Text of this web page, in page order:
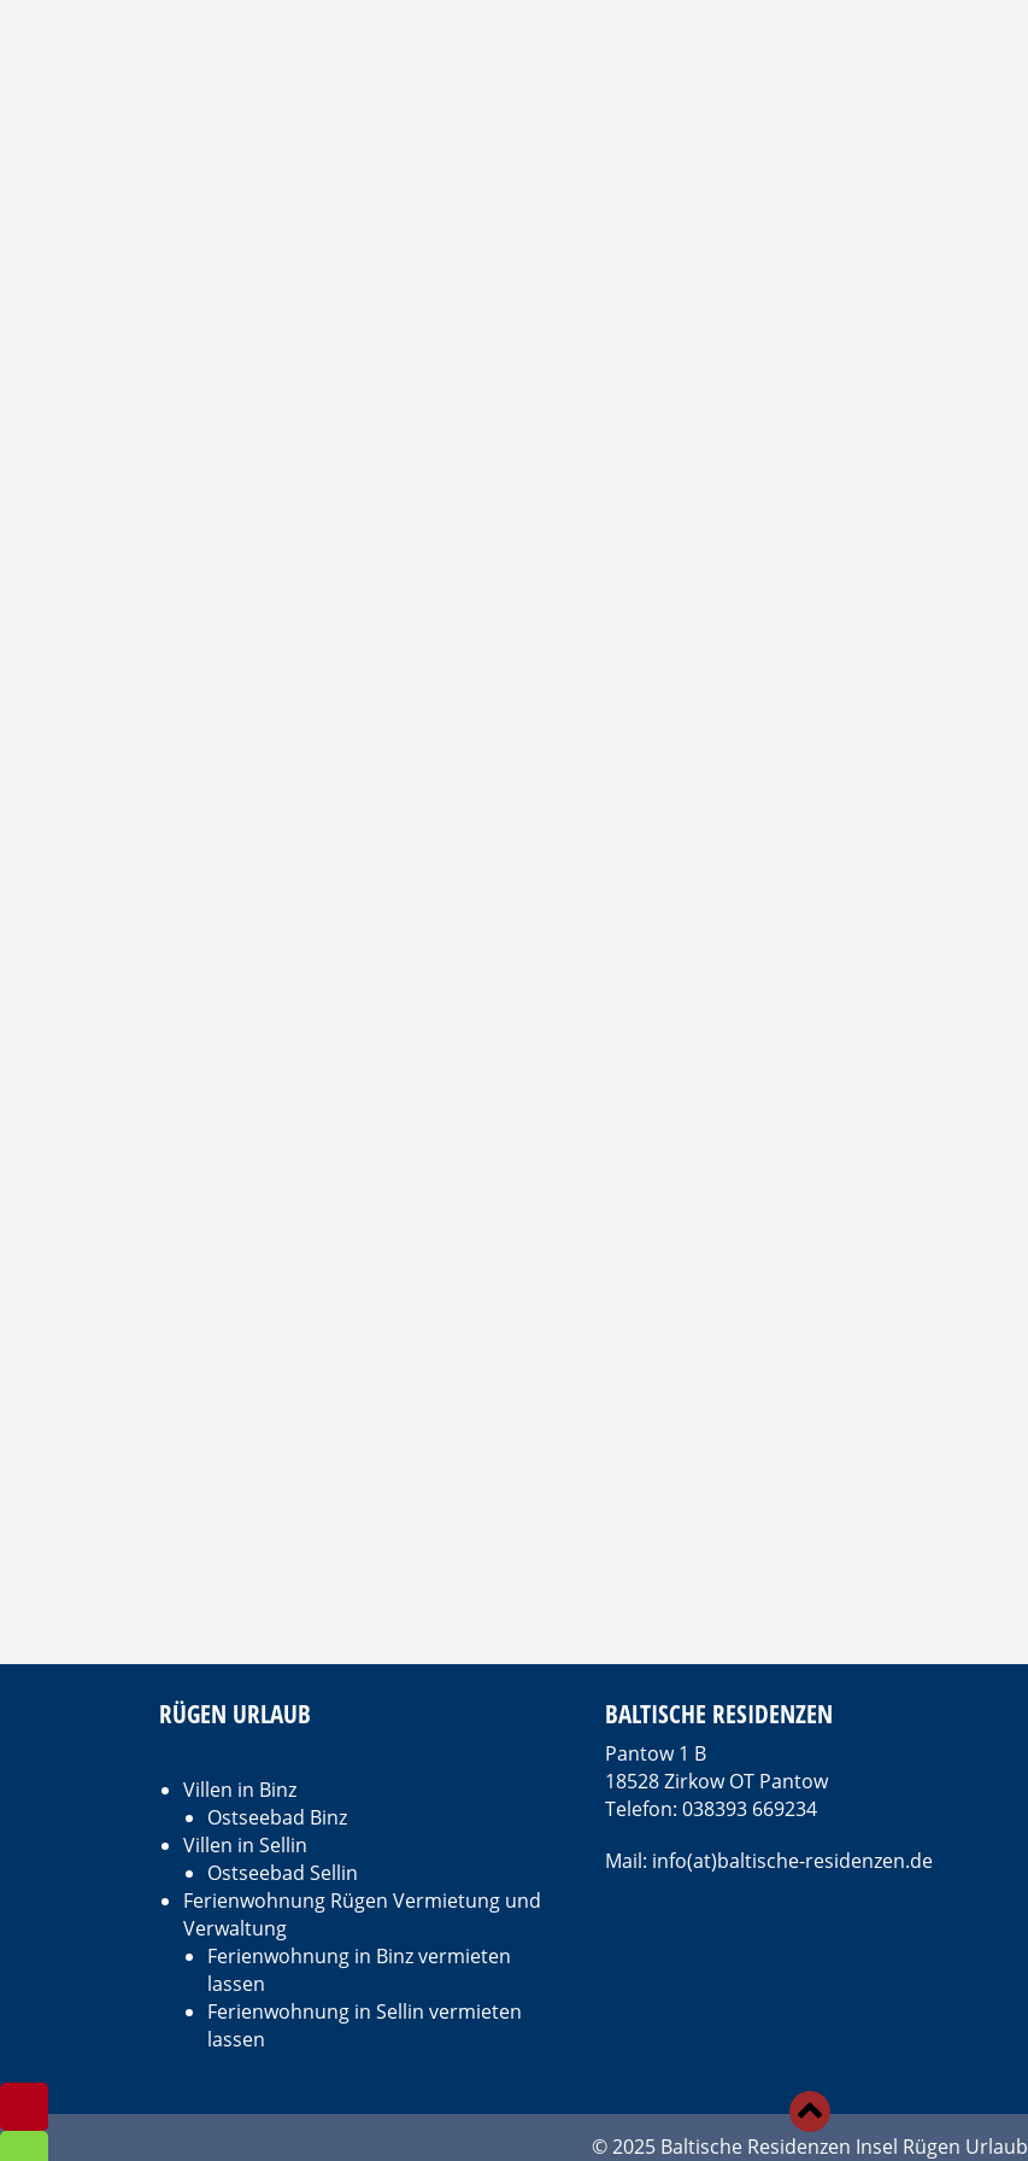
RÜGEN URLAUB
Villen in Binz
Ostseebad Binz
Villen in Sellin
Ostseebad Sellin
Ferienwohnung Rügen Vermietung und
Verwaltung
Ferienwohnung in Binz vermieten
lassen
Ferienwohnung in Sellin vermieten
lassen
BALTISCHE RESIDENZEN
Pantow 1 B
18528 Zirkow OT Pantow
Telefon: 038393 669234
Mail: info(at)baltische-residenzen.de
© 2025 Baltische Residenzen Insel Rügen Urlaub